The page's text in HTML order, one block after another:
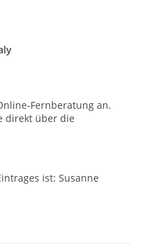
Fernberatung an.
direkt über die
ist: Susanne